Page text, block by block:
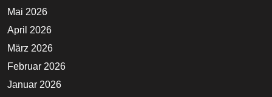
Mai 2026
April 2026
März 2026
Februar 2026
Januar 2026